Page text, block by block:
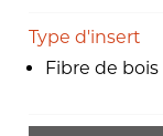
Type d'insert
Fibre de bois